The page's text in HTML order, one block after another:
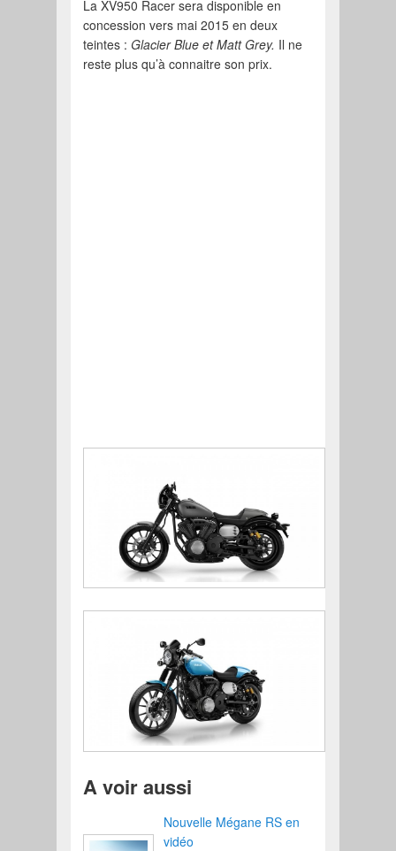
La XV950 Racer sera disponible en
concession vers mai 2015 en deux
teintes :Glacier Blue et Matt Grey. Il ne
reste plus qu’à connaitre son prix.
A voir aussi
Nouvelle Mégane RS en
vidéo